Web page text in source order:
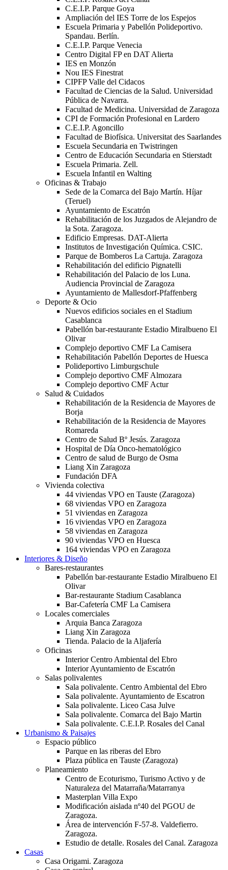
C.E.I.P. Parque Goya
Ampliación del IES Torre de los Espejos
Escuela Primaria y Pabellón Polideportivo.
Spandau. Berlín.
C.E.I.P. Parque Venecia
Centro Digital FP en DAT Alierta
IES en Monzón
Nou IES Finestrat
CIPFP Valle del Cidacos
Facultad de Ciencias de la Salud. Universidad
Pública de Navarra.
Facultad de Medicina. Universidad de Zaragoza
CPI de Formación Profesional en Lardero
C.E.I.P. Agoncillo
Facultad de Biofísica. Universitat des Saarlandes
Escuela Secundaria en Twistringen
Centro de Educación Secundaria en Stierstadt
Escuela Primaria. Zell.
Escuela Infantil en Walting
Oficinas & Trabajo
Sede de la Comarca del Bajo Martín. Híjar
(Teruel)
Ayuntamiento de Escatrón
Rehabilitación de los Juzgados de Alejandro de
la Sota. Zaragoza.
Edificio Empresas. DAT-Alierta
Institutos de Investigación Química. CSIC.
Parque de Bomberos La Cartuja. Zaragoza
Rehabilitación del edificio Pignatelli
Rehabilitación del Palacio de los Luna.
Audiencia Provincial de Zaragoza
Ayuntamiento de Mallesdorf-Pfaffenberg
Deporte & Ocio
Nuevos edificios sociales en el Stadium
Casablanca
Pabellón bar-restaurante Estadio Miralbueno El
Olivar
Complejo deportivo CMF La Camisera
Rehabilitación Pabellón Deportes de Huesca
Polideportivo Limburgschule
Complejo deportivo CMF Almozara
Complejo deportivo CMF Actur
Salud & Cuidados
Rehabilitación de la Residencia de Mayores de
Borja
Rehabilitación de la Residencia de Mayores
Romareda
Centro de Salud Bº Jesús. Zaragoza
Hospital de Día Onco-hematológico
Centro de salud de Burgo de Osma
Liang Xin Zaragoza
Fundación DFA
Vivienda colectiva
44 viviendas VPO en Tauste (Zaragoza)
68 viviendas VPO en Zaragoza
51 viviendas en Zaragoza
16 viviendas VPO en Zaragoza
58 viviendas en Zaragoza
90 viviendas VPO en Huesca
164 viviendas VPO en Zaragoza
Interiores & Diseño
Bares-restaurantes
Pabellón bar-restaurante Estadio Miralbueno El
Olivar
Bar-restaurante Stadium Casablanca
Bar-Cafetería CMF La Camisera
Locales comerciales
Arquia Banca Zaragoza
Liang Xin Zaragoza
Tienda. Palacio de la Aljafería
Oficinas
Interior Centro Ambiental del Ebro
Interior Ayuntamiento de Escatrón
Salas polivalentes
Sala polivalente. Centro Ambiental del Ebro
Sala polivalente. Ayuntamiento de Escatron
Sala polivalente. Liceo Casa Julve
Sala polivalente. Comarca del Bajo Martin
Sala polivalente. C.E.I.P. Rosales del Canal
Urbanismo & Paisajes
Espacio público
Parque en las riberas del Ebro
Plaza pública en Tauste (Zaragoza)
Planeamiento
Centro de Ecoturismo, Turismo Activo y de
Naturaleza del Matarraña/Matarranya
Masterplan Villa Expo
Modificación aislada nº40 del PGOU de
Zaragoza.
Área de intervención F-57-8. Valdefierro.
Zaragoza.
Estudio de detalle. Rosales del Canal. Zaragoza
Casas
Casa Origami. Zaragoza